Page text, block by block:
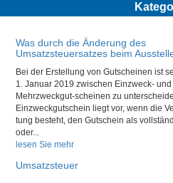
Was durch die Änderung des
Umsatzsteuersatzes beim
Bei der Erstellung von Gutscheinen ist
1. Januar 2019 zwischen Einzweck- und
Mehrzweckgut-scheinen zu
Einzweckgutschein liegt vor, wenn die
tung besteht, den Gutschein als
oder...
lesen Sie mehr
Umsatzsteuer